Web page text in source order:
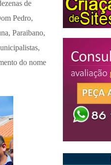
de
Pedro,
Paraibano,
do nome